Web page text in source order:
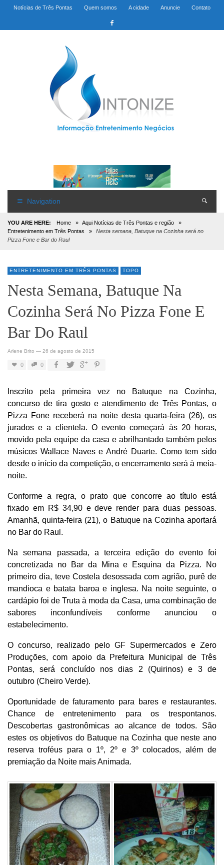
Notícias de Três Pontas Quem somos A cidade Anuncie Contato
Navigation
YOU ARE HERE: Home » Aqui Notícias de Três Pontas e região
»
Entretenimento em Três Pontas
»
Nesta semana, Batuque na Cozinha será no
Pizza Fone e Bar do Raul
ENTRETENIMENTO EM TRÊS PONTAS TOPO
Nesta Semana, Batuque Na
Cozinha Será No Pizza Fone E
Bar Do Raul
Arlene Brito — 26 de agosto de 2015
0 0
Inscrito pela primeira vez no Batuque na Cozinha,
concurso de tira gosto e atendimento de Três Pontas, o
Pizza Fone receberá na noite desta quarta-feira (26), os
jurados e a clientela. O evento começará às 20 horas,
movido pela equipe da casa e abrilhantado também pelos
músicos Wallace Naves e André Duarte. Como tem sido
desde o início da competição, o encerramento será à meia-
noite.
Conforme a regra, o prato que concorre ao título está
fixado em R$ 34,90 e deve render para duas pessoas.
Amanhã, quinta-feira (21), o Batuque na Cozinha aportará
no Bar do Raul.
Na semana passada, a terceira edição do evento foi
concretizada no Bar da Mina e Esquina da Pizza. No
primeiro dia, teve Costela desossada com agrião, purê de
mandioca e batata baroa e inglesa. Na noite seguinte, o
cardápio foi de Truta à moda da Casa, uma combinação de
sabores inconfundíveis conforme anunciou o
estabelecimento.
O concurso, realizado pelo GF Supermercados e Zero
Produções, com apoio da Prefeitura Municipal de Três
Pontas, será concluído nos dias 2 (Quirinos) e 3 de
outubro (Cheiro Verde).
Oportunidade de faturamento para bares e restaurantes.
Chance de entretenimento para os trespontanos.
Descobertas gastronômicas ao alcance de todos. São
estes os objetivos do Batuque na Cozinha que neste ano
reserva troféus para o 1º, 2º e 3º colocados, além de
premiação da Noite mais Animada.